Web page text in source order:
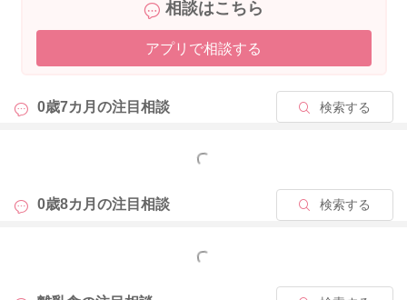
相談はこちら
アプリで相談する
0歳7カ月の注目相談 検索する
もっと見る
0歳8カ月の注目相談 検索する
もっと見る